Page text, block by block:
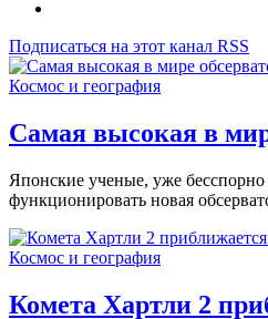
Подписаться на этот канал RSS
Космос и география
Самая высокая в
Японские ученые, уже
функционировать новая
Космос и география
Комета Хартли 2